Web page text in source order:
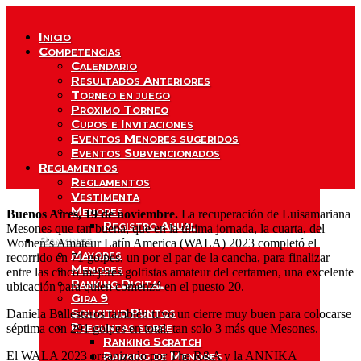
Inicio
Competencias
Calendario
Resultados Anteriores
Torneo en juego
Proximo Torneo
Cupos e Invitaciones
Eventos Menores sugeridos
Eventos Subvencionados
Reglamentos
Reglamentos
Vestimenta
Menores
Registro Anual
Rankings
Mayores
Menores
Ranking Digital
Gira 9
Solicitud Puntos
Preguntas sobre
Ranking Scratch
Ranking de Menores
Buenos Aires, 19 de noviembre. La recuperación de Luisamariana
Mesones que tan buena, que en la última jornada, la cuarta, del
Women’s Amateur Latín America (WALA) 2023 completó el
recorrido en 71 golpes, un por el par de la cancha, para finalizar
entre las cinco mejores golfistas amateur del certamen, una excelente
ubicación para quien comenzó en el puesto 20.
Daniela Ballesteros también tuvo un cierre muy buen para colocarse
séptima con 291 golpes en total, tan solo 3 más que Mesones.
El WALA 2023 organizado por The R&A y la ANNIKA